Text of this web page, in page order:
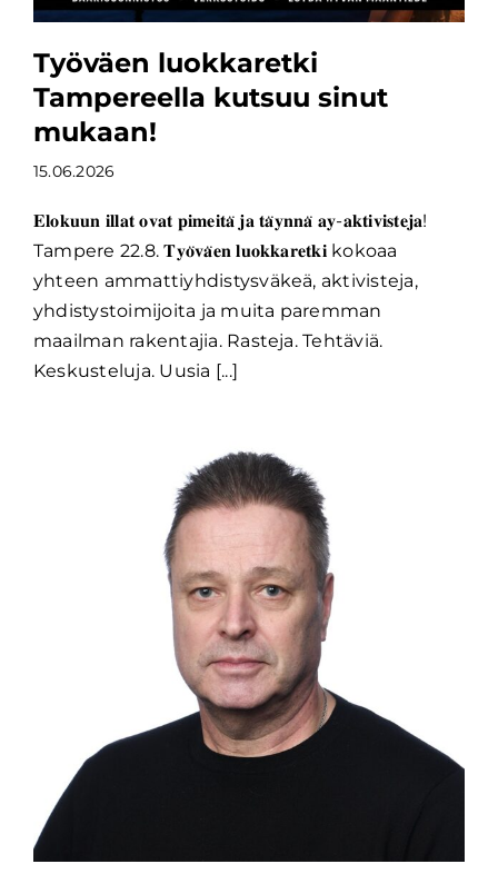
Työväen luokkaretki
Tampereella kutsuu sinut
mukaan!
15.06.2026
𝐄𝐥𝐨𝐤𝐮𝐮𝐧 𝐢𝐥𝐥𝐚𝐭 𝐨𝐯𝐚𝐭 𝐩𝐢𝐦𝐞𝐢𝐭𝐚̈ 𝐣𝐚 𝐭𝐚̈𝐲𝐧𝐧𝐚̈ 𝐚𝐲-𝐚𝐤𝐭𝐢𝐯𝐢𝐬𝐭𝐞𝐣𝐚!
Tampere 22.8. 𝐓𝐲𝐨̈𝐯𝐚̈𝐞𝐧 𝐥𝐮𝐨𝐤𝐤𝐚𝐫𝐞𝐭𝐤𝐢 kokoaa
yhteen ammattiyhdistysväkeä, aktivisteja,
yhdistystoimijoita ja muita paremman
maailman rakentajia. Rasteja. Tehtäviä.
Keskusteluja. Uusia [...]